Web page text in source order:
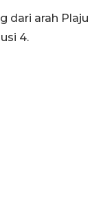
dari arah
4.